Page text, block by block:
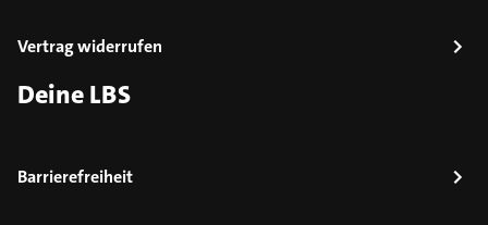
Vertrag widerrufen
Deine LBS
Barrierefreiheit